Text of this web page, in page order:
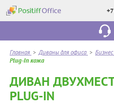
Главная >Диваны для офиса > Бизнес
Plug-In кожа
ДИВАН
PLUG-IN